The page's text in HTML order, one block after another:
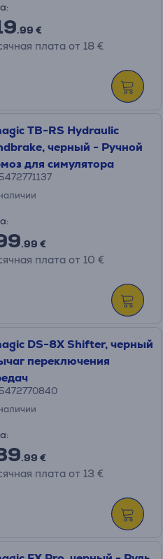
.99 €
плата от 18 €
TB-RS Hydraulic
черный - Ручной
для симулятора
.99 €
плата от 10 €
DS-8X Shifter, черный
переключения
.99 €
плата от 13 €